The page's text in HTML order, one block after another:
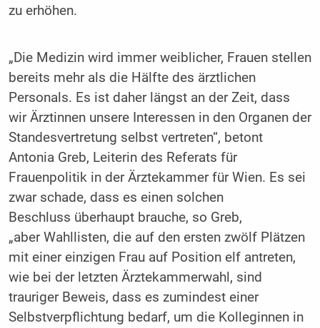
zu erhöhen.
„Die Medizin wird immer weiblicher, Frauen stellen
bereits mehr als die Hälfte des ärztlichen
Personals. Es ist daher längst an der Zeit, dass
wir Ärztinnen unsere Interessen in den Organen der
Standesvertretung selbst vertreten“, betont
Antonia Greb, Leiterin des Referats für
Frauenpolitik in der Ärztekammer für Wien. Es sei
zwar schade, dass es einen solchen
Beschluss überhaupt brauche, so Greb,
„aber Wahllisten, die auf den ersten zwölf Plätzen
mit einer einzigen Frau auf Position elf antreten,
wie bei der letzten Ärztekammerwahl, sind
trauriger Beweis, dass es zumindest einer
Selbstverpflichtung bedarf, um die Kolleginnen in